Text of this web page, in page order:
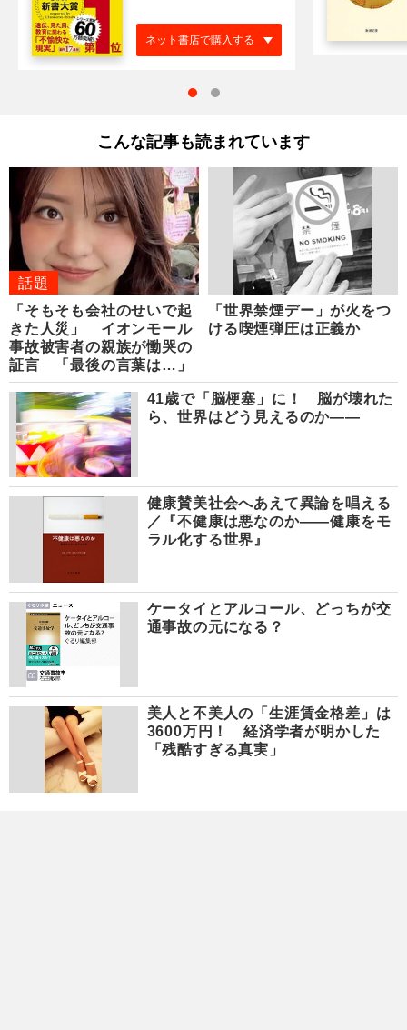
ネット書店で購入する
こんな記事も読まれています
話題
「そもそも会社のせいで起
きた人災」 イオンモール
事故被害者の親族が慟哭の
証言 「最後の言葉は…」
「世界禁煙デー」が火をつ
ける喫煙弾圧は正義か
41歳で「脳梗塞」に！ 脳が壊れた
ら、世界はどう見えるのか――
健康賛美社会へあえて異論を唱える
／『不健康は悪なのか――健康をモ
ラル化する世界』
ケータイとアルコール、どっちが交
通事故の元になる？
美人と不美人の「生涯賃金格差」は
3600万円！ 経済学者が明かした
「残酷すぎる真実」